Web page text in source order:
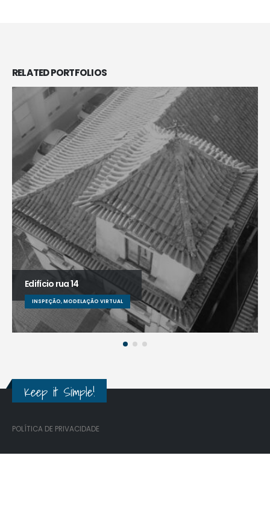
RELATEDPORTFOLIOS
Edifício rua 14
INSPEÇÃO, MODELAÇÃO VIRTUAL
Keep it Simple!
POLÍTICA DE PRIVACIDADE
CONTATOS